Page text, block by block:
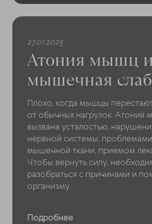
27.01.2025
Атония мышц
мышечная
Плохо, когда мышцы
от обычных нагрузок. Атония
вызвана усталостью,
нервной системы,
мышечной ткани, приемом
Чтобы вернуть силу,
разобраться с причинами и
организму.
Подробнее